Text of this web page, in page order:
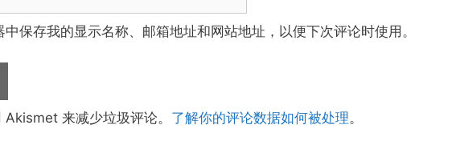
中保存我的显示名称、邮箱地址和网站地址，以便下次评论时使用。
来减少垃圾评论。 了解你的评论数据如何被处理。